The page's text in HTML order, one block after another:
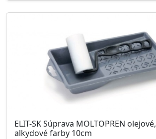
ELIT-SK Súprava MOLTOPREN
alkydové farby 10cm